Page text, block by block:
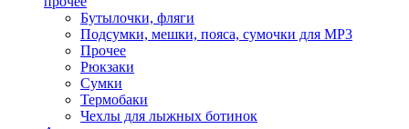
Бутылочки, фляги
Подсумки, мешки, пояса, сумочки для MP3
Прочее
Рюкзаки
Сумки
Термобаки
Чехлы для лыжных ботинок